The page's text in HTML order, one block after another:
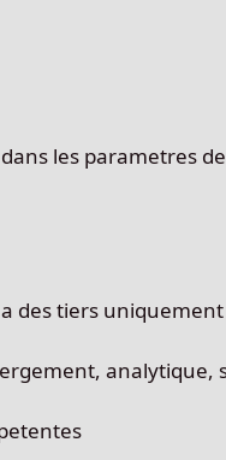
les parametres
des tiers uniquement
analytique,